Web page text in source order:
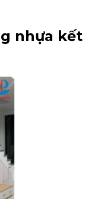
nhựa kết